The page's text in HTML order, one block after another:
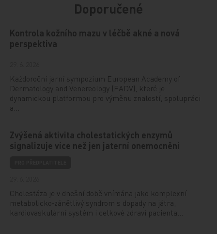
Doporučené
Kontrola kožního mazu v léčbě akné a nová
perspektiva
Každoroční jarní sympozium European Academy of
Dermatology and Venereology (EADV), které je
dynamickou platformou pro výměnu znalostí, spolupráci
a…
Zvýšená aktivita cholestatických enzymů
signalizuje více než jen jaterní onemocnění
Cholestáza je v dnešní době vnímána jako komplexní
metabolicko‑zánětlivý syndrom s dopady na játra,
kardiovaskulární systém i celkové zdraví pacienta…